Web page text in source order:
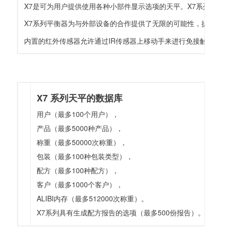
X7是可为用户提供使用各种小部件显示选项的天平。X7系列的
X7系列平衡器为与外部设备的合作提供了无限的可能性，提供
内置的红外传感器允许通过IR传感器上移动手来进行免接触操
X7 系列天平的数据库
用户（最多100个用户），
产品（最多5000种产品），
称重（最多50000次称重），
包装（最多100种包装类型），
配方（最多100种配方），
客户（最多1000个客户），
ALIBI内存（最多512000次称重）。
X7系列具有生成配方报告的选项（最多500份报告）。